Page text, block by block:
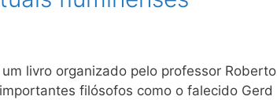
livro organizado pelo professor Roberto
filósofos como o falecido Gerd